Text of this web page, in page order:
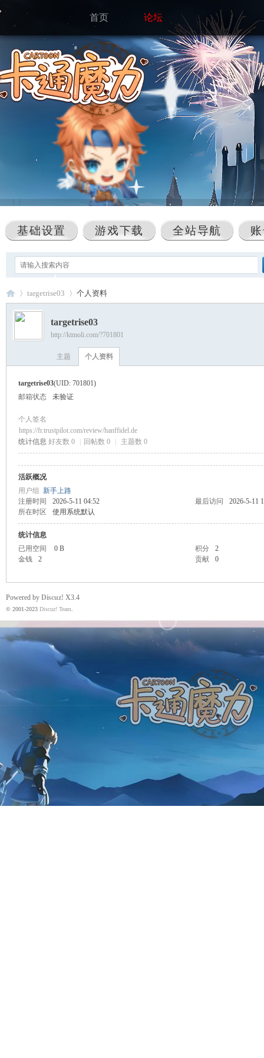
首页 论坛
基础设置 游戏下载 全站导航
力
›
targetrise03 个人资料
targetrise03
http://ktmoli.com/?701801
主题 个人资料
targetrise03(UID: 701801)
邮箱状态
未验证
个人签名
https://fr.trustpilot.com/review/hanffidel.de
统计信息 好友数 0 回帖数 0 主题数 0
活跃概况
用户组 新手上路
注册时间
2026-5-11 04:52 最后访问
2026-5-11
所在时区
使用系统默认
统计信息
已用空间
0 B 积分
2
金钱
2 贡献 0
Powered by Discuz! X3.4
© 2001-2023 Discuz! Team